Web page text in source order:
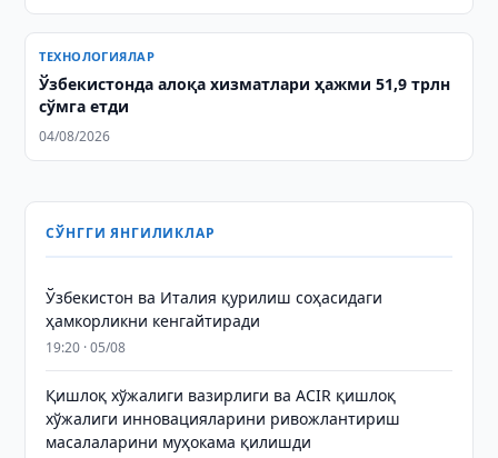
ТЕХНОЛОГИЯЛАР
Ўзбекистонда алоқа хизматлари ҳажми 51,9 трлн
сўмга етди
04/08/2026
СЎНГГИ ЯНГИЛИКЛАР
Ўзбекистон ва Италия қурилиш соҳасидаги
ҳамкорликни кенгайтиради
19:20 · 05/08
Қишлоқ хўжалиги вазирлиги ва ACIR қишлоқ
хўжалиги инновацияларини ривожлантириш
масалаларини муҳокама қилишди